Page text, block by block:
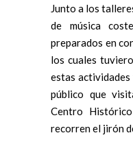
Junto a los
de música
preparados en
los cuales
estas
público que
Centro
recorren el jirón